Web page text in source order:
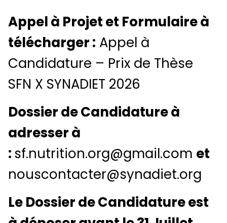
Appel à Projet et Formulaire à
télécharger : Appel à
Candidature – Prix de Thèse
SFN X SYNADIET 2026
Dossier de Candidature à
adresser à
:sf.nutrition.org@gmail.com et
nouscontacter@synadiet.org
Le Dossier de Candidature est